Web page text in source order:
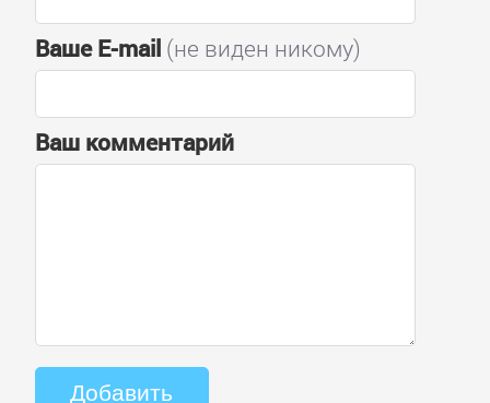
Ваше E-mail(не виден никому)
Ваш комментарий